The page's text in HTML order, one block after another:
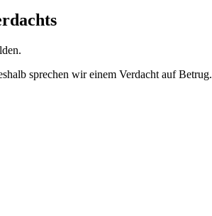
sprechen wir einem Verdacht auf Betrug.